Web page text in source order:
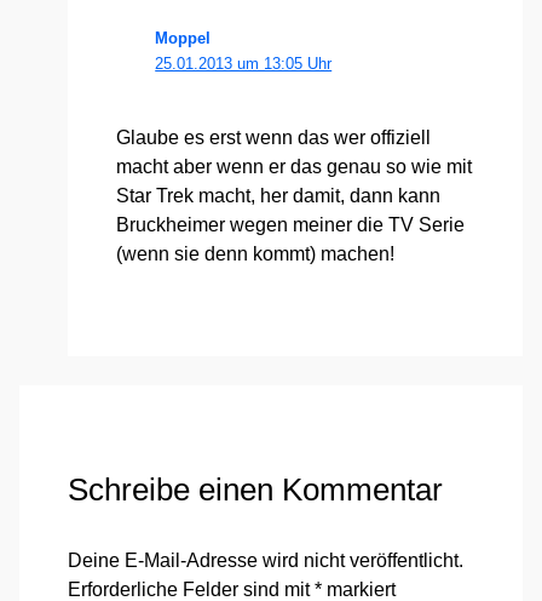
Moppel
25.01.2013 um 13:05 Uhr
Glau­be es erst wenn das wer offi­zi­ell
macht aber wenn er das genau so wie mit
Star Trek macht, her damit, dann kann
Bruck­hei­mer wegen mei­ner die TV Serie
(wenn sie denn kommt) machen!
Schreibe einen Kommentar
Deine E-Mail-Adresse wird nicht veröffentlicht.
Erforderliche Felder sind mit* markiert